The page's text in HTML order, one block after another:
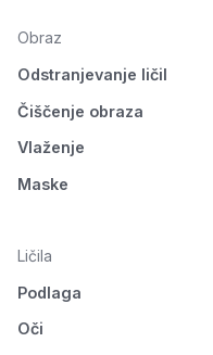
Obraz
Odstranjevanje ličil
Čiščenje obraza
Vlaženje
Maske
Ličila
Podlaga
Oči